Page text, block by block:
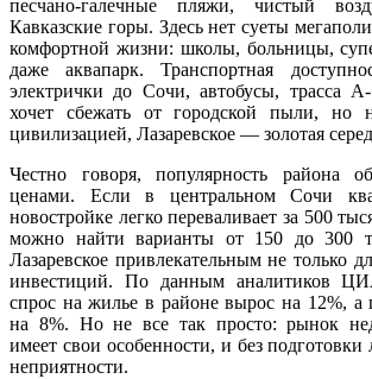
песчано-галечные пляжи, чистый
Кавказские горы. Здесь нет суеты
комфортной жизни: школы, больницы,
даже аквапарк. Транспортная
электрички до Сочи, автобусы, трасса
хочет сбежать от городской пыли, но
цивилизацией, Лазаревское — золотая
Честно говоря, популярность района
ценами. Если в центральном Сочи
новостройке легко переваливает за 500
можно найти варианты от 150 до 300
Лазаревское привлекательным не только
инвестиций. По данным аналитиков
спрос на жилье в районе вырос на 12%, а
на 8%. Но не все так просто: рынок
имеет свои особенности, и без подготовки
неприятности.